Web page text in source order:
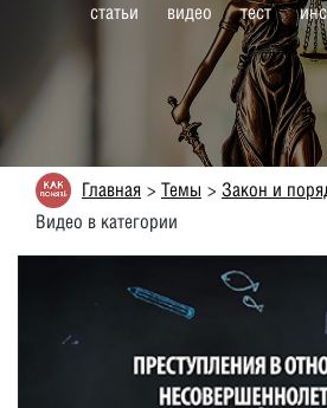
статьи видео тест
Главная Темы
Закон и
Видео в категории